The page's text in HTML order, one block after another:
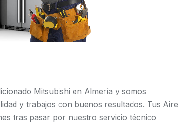
Mitsubishi en Almería y somos
y trabajos con buenos resultados. Tus Aire
tras pasar por nuestro servicio técnico